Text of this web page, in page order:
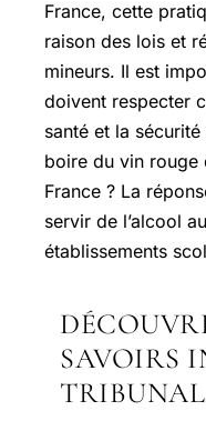
France, cette
raison des lois et
mineurs. Il est
doivent respecter
santé et la
boire du vin rouge
France ? La
servir de l’alcool
établissements
SAVOIRS